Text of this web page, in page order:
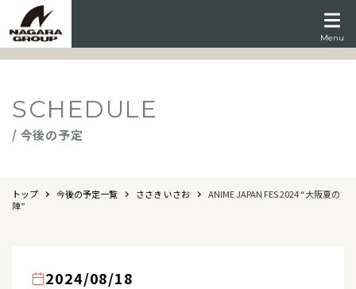
Menu
SCHEDULE
/ 今後の予定
トップ 今後の予定一覧 ささき いさお
ANIME JAPAN FES 2024 “大阪夏の
陣”
2024/08/18